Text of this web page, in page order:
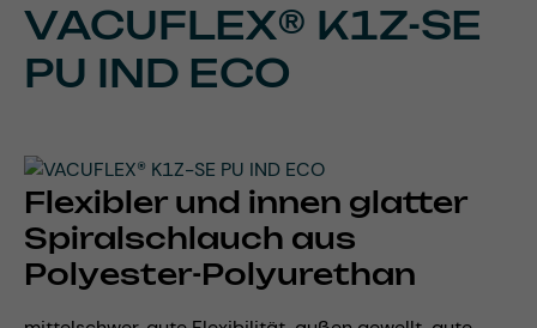
VACUFLEX® K1Z-SE
PU IND ECO
Flexibler und innen glatter
Spiralschlauch aus
Polyester-Polyurethan